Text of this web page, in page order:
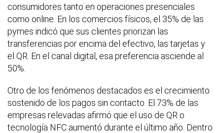
consumidores tanto en operaciones presenciales
como online. En los comercios físicos, el 35% de las
pymes indicó que sus clientes priorizan las
transferencias por encima del efectivo, las tarjetas y
el QR. En el canal digital, esa preferencia asciende al
50%.
Otro de los fenómenos destacados es el crecimiento
sostenido de los pagos sin contacto. El 73% de las
empresas relevadas afirmó que el uso de QR o
tecnología NFC aumentó durante el último año. Dentro